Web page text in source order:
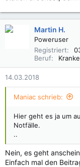
Martin H.
Poweruser
Registriert
Beruf
14.03.2018
Maniac schrieb:
Hier geht es ja um
Notfälle.
..
Nein, es geht
Einfach mal den